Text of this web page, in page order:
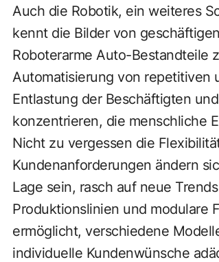
Auch die Robotik, ein weiteres
kennt die Bilder von
Roboterarme Auto-Bestandteile
Automatisierung von repetitiven
Entlastung der Beschäftigten
konzentrieren, die menschliche
Nicht zu vergessen die
Kundenanforderungen ändern
Lage sein, rasch auf neue
Produktionslinien und modulare
ermöglicht, verschiedene
individuelle Kundenwünsche